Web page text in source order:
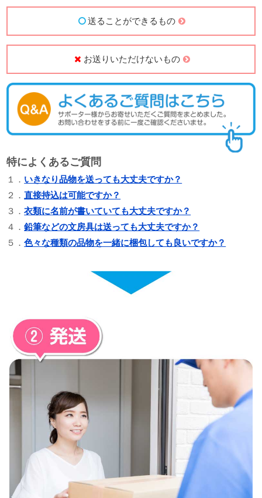
送ることができるもの
お送りいただけないもの
特によくあるご質問
１． いきなり品物を送っても大丈夫ですか？
２．直接持込は可能ですか？
３．衣類に名前が書いていても大丈夫ですか？
４．鉛筆などの文房具は送っても大丈夫ですか？
５．色々な種類の品物を一緒に梱包しても良いですか？